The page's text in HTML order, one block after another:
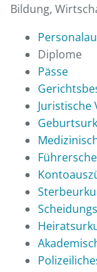
Bildung,
Diplome
Pässe
Juristische